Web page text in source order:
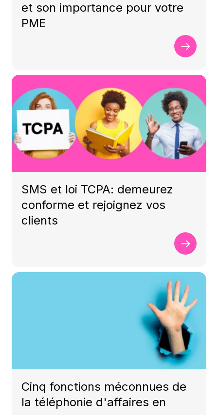
et son importance pour votre
PME
SMS et loi TCPA: demeurez
conforme et rejoignez vos
clients
Cinq fonctions méconnues de
la téléphonie d'affaires en